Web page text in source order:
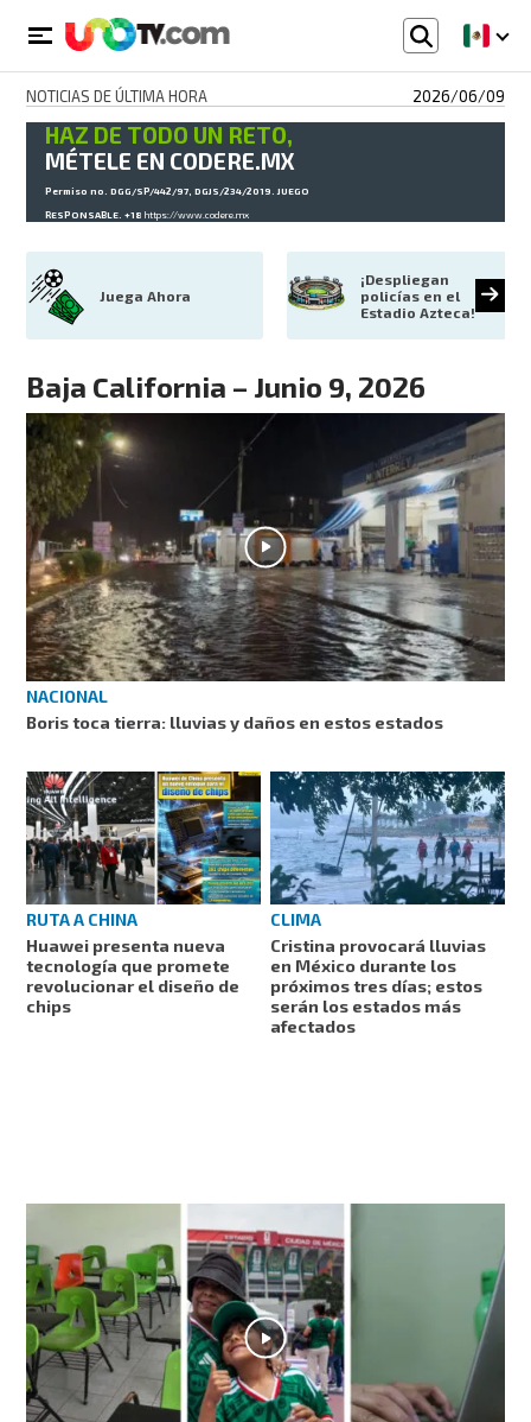
NOTICIAS DE ÚLTIMA HORA 2026/06/09
HAZ DE TODO UN RETO,
MÉTELE EN CODERE.MX
Permiso no. DGG/SP/442/97, DGJS/234/2019. JUEGO
RESPONSABLE. +18https://www.codere.mx
Juega Ahora
¡Despliegan
policías en el
Estadio Azteca!
Baja California – Junio 9, 2026
NACIONAL
Boris toca tierra: lluvias y daños en estos estados
RUTA A CHINA
Huawei presenta nueva
tecnología que promete
revolucionar el diseño de
chips
CLIMA
Cristina provocará lluvias
en México durante los
próximos tres días; estos
serán los estados más
afectados